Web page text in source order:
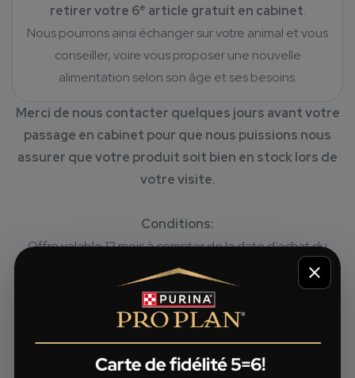
retirer votre 6e article gratuit en cabinet.
Nous pourrons ainsi échanger sur votre animal et vous
conseiller, voire vous proposer une nouvelle
alimentation selon son âge et ses besoins.
Merci de nous contacter quelques jours avant votre
passage en cabinet pour que nous puissions nous
assurer que votre produit soit bien en stock lors de
votre visite.
Conditions:
Offre valable 12 mois à compter de la date d’achat du
premier des 5 articles.
Les 5 produits achetés doivent être identiques (même
nom, même goût, même format).
Plan .